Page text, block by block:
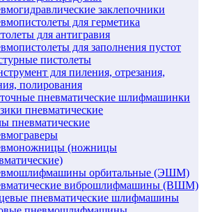
заклепочники
для герметика
для антигравия
для заполнения пустот
пистолеты
для пиления, отрезания,
полирования
пневматические шлифмашинки
пневматические
пневматические
(ножницы
орбитальные (ЭШМ)
виброшлифмашины (ВШМ)
пневматические шлифмашины